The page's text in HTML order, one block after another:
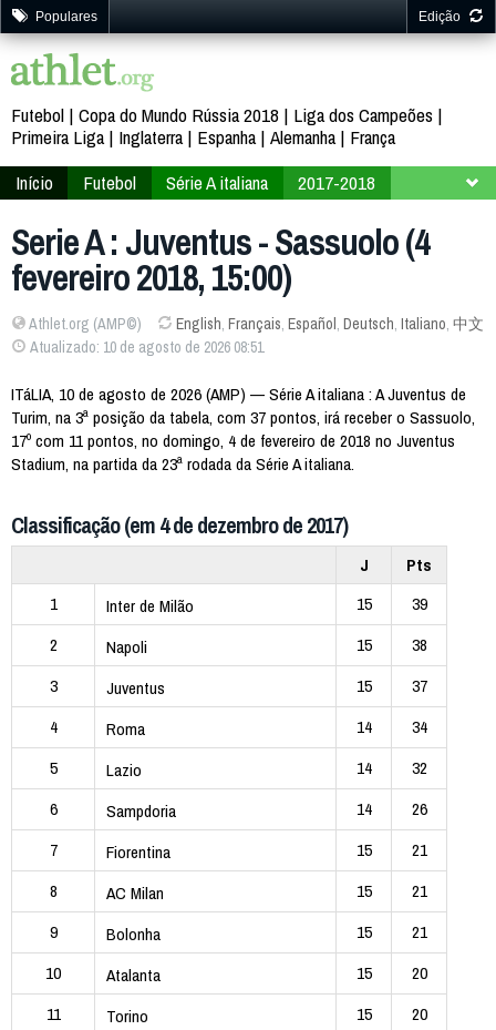
Populares Edição
Futebol Copa do Mundo Rússia 2018
Liga dos Campeões
Primeira Liga
Inglaterra Espanha Alemanha
França
Início
Futebol Série A italiana
2017-2018
Serie A : Juventus - Sassuolo (4
fevereiro 2018, 15:00)
Athlet.org (AMP©) English, Français, Español, Deutsch, Italiano, 中文
Atualizado: 10 de agosto de 2026 08:51
ITáLIA, 10 de agosto de 2026 (AMP) — Série A italiana : A Juventus de
Turim, na 3ª posição da tabela, com 37 pontos, irá receber o Sassuolo,
17º com 11 pontos, no domingo, 4 de fevereiro de 2018 no Juventus
Stadium, na partida da 23ª rodada da Série A italiana.
Classificação (em 4 de dezembro de 2017)
J
Pts
1
Inter de Milão 15
39
2
Napoli 15
38
3
Juventus 15
37
4
Roma 14
34
5
Lazio 14
32
6
Sampdoria 14
26
7
Fiorentina 15
21
8
AC Milan 15
21
9
Bolonha 15
21
10
Atalanta 15
20
11
Torino 15
20